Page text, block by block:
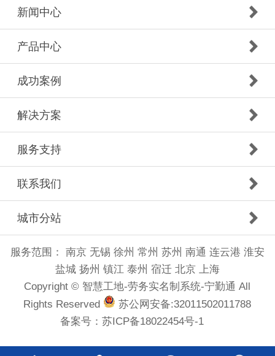
新闻中心
产品中心
成功案例
解决方案
服务支持
联系我们
城市分站
服务范围： 南京 无锡 徐州 常州 苏州 南通 连云港 淮安
盐城 扬州 镇江 泰州 宿迁 北京
上海
Copyright © 智慧工地-劳务实名制系统-宁勤通 All
Rights Reserved
苏公网安备:32011502011788
备案号：苏ICP备18022454号-1